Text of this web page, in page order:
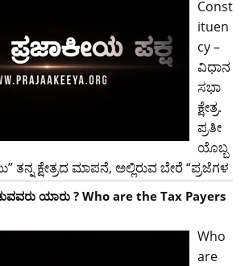
Const
ituen
cy –
ವಿಧಾನ
ಸಭಾ
ಕ್ಷೇತ್ರ.
ಪ್ರತೀ
ಯೊಬ್ಬ
ತನ್ನ ಕ್ಷೇತ್ರದ ಮಾಪನೆ, ಅಲ್ಲಿರುವ ಬೇರೆ “ಪ್ರಜೆಗಳ
ಯಾರು ? Who are the Tax Payers
Who
are